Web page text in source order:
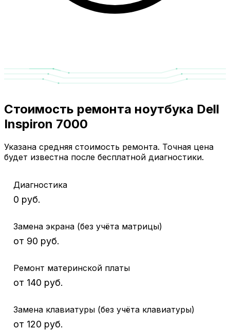
Стоимость ремонта ноутбука Dell
Inspiron 7000
Указана средняя стоимость ремонта. Точная цена
будет известна после бесплатной диагностики.
Диагностика
0 руб.
Замена экрана (без учёта матрицы)
от 90 руб.
Ремонт материнской платы
от 140 руб.
Замена клавиатуры (без учёта клавиатуры)
от 120 руб.